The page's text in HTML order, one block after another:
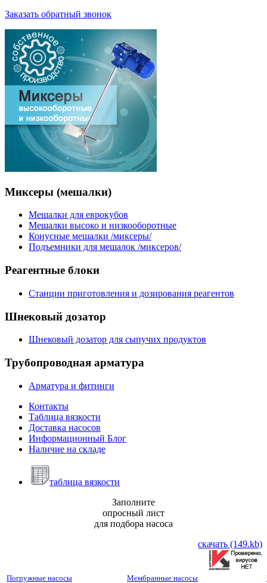
Заказать обратный звонок
Миксеры (мешалки)
Мешалки для еврокубов
Мешалки высоко и низкооборотные
Конусные мешалки /миксеры/
Подъемники для мешалок /миксеров/
Реагентные блоки
Станции приготовления и дозирования реагентов
Шнековый дозатор
Шнековый дозатор для сыпучих продуктов
Трубопроводная арматура
Арматура и фитинги
Контакты
Таблица вязкости
Доставка насосов
Информационный Блог
Наличие на складе
таблица вязкости
Заполните
опросный лист
для подбора насоса
скачать (149.kb)
Погружные насосы
Мембранные насосы